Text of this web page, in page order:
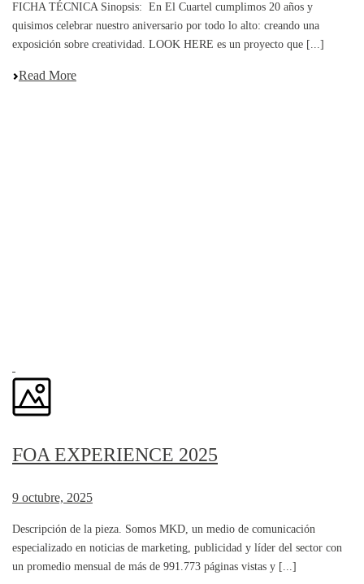
FICHA TÉCNICA Sinopsis: En El Cuartel cumplimos 20 años y
quisimos celebrar nuestro aniversario por todo lo alto: creando una
exposición sobre creatividad. LOOK HERE es un proyecto que [...]
Read More
FOA EXPERIENCE 2025
9 octubre, 2025
Descripción de la pieza. Somos MKD, un medio de comunicación
especializado en noticias de marketing, publicidad y líder del sector con
un promedio mensual de más de 991.773 páginas vistas y [...]